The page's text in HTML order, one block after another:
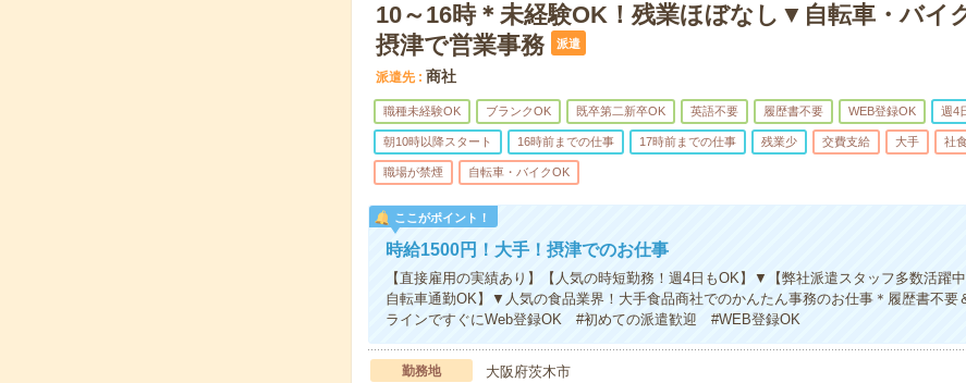
10～16時＊未経験OK！残業ほぼなし▼自転車・バイ
摂津で営業事務
派遣
派遣先 商社
職種未経験OK ブランクOK 既卒第二新卒OK 英語不要 履歴書不要 WEB登録OK 週4
朝10時以降スタート 16時前までの仕事 17時前までの仕事 残業少 交費支給 大手 社
職場が禁煙 自転車・バイクOK
ここがポイント！
時給1500円！大手！摂津でのお仕事
【直接雇用の実績あり】【人気の時短勤務！週4日もOK】▼【弊社派遣スタッフ多数活躍中
自転車通勤OK】▼人気の食品業界！大手食品商社でのかんたん事務のお仕事＊履歴書不要
ラインですぐにWeb登録OK #初めての派遣歓迎 #WEB登録OK
勤務地
大阪府茨木市